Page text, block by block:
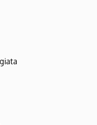
Google Calendar